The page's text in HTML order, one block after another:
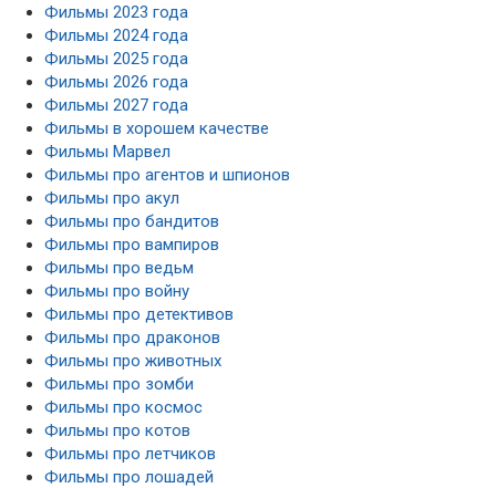
Фильмы 2023 года
Фильмы 2024 года
Фильмы 2025 года
Фильмы 2026 года
Фильмы 2027 года
Фильмы в хорошем качестве
Фильмы Марвел
Фильмы про агентов и шпионов
Фильмы про акул
Фильмы про бандитов
Фильмы про вампиров
Фильмы про ведьм
Фильмы про войну
Фильмы про детективов
Фильмы про драконов
Фильмы про животных
Фильмы про зомби
Фильмы про космос
Фильмы про котов
Фильмы про летчиков
Фильмы про лошадей